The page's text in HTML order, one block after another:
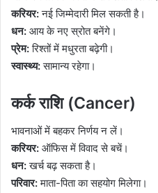
करियर:नई जिम्मेदारी मिल सकती है।
धन: आय के नए स्रोत बनेंगे।
प्रेम:रिश्तों में मधुरता बढ़ेगी।
स्वास्थ्य:सामान्य रहेगा।
कर्क राशि (Cancer)
भावनाओं में बहकर निर्णय न लें।
करियर: ऑफिस में विवाद से बचें।
धन:खर्च बढ़ सकता है।
परिवार:माता-पिता का सहयोग मिलेगा।